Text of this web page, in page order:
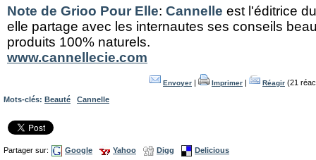
Note de Grioo Pour Elle: Cannelle est l'éditrice
elle partage avec les internautes ses conseils
produits 100% naturels.
www.cannellecie.com
Envoyer | Imprimer | Réagir (21
Mots-clés: Beauté Cannelle
Partager sur: Google Yahoo Digg Delicious